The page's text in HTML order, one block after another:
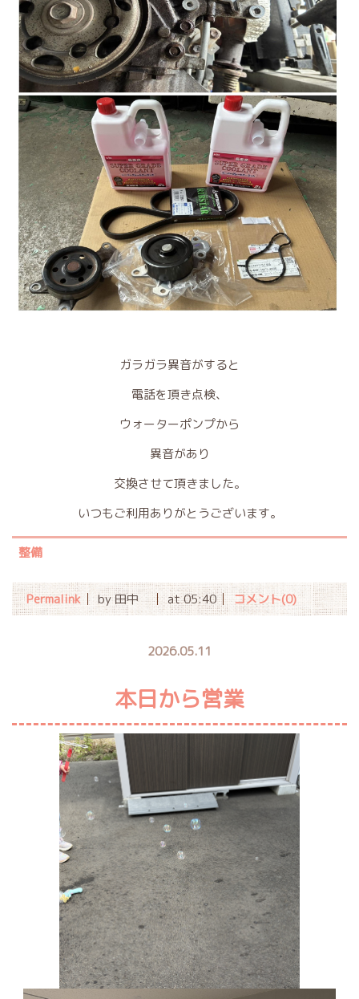
ガラガラ異音がすると
電話を頂き点検、
ウォーターポンプから
異音があり
交換させて頂きました。
いつもご利用ありがとうございます。
整備
Permalink by 田中 at 05:40 コメント(0)
2026.05.11
本日から営業